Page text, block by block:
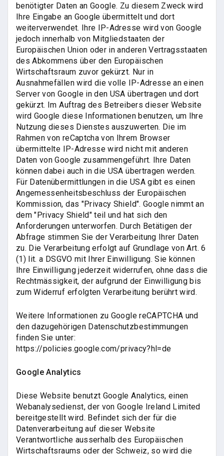
benötigter Daten an Google. Zu diesem Zweck wird
Ihre Eingabe an Google übermittelt und dort
weiterverwendet. Ihre IP-Adresse wird von Google
jedoch innerhalb von Mitgliedstaaten der
Europäischen Union oder in anderen Vertragsstaaten
des Abkommens über den Europäischen
Wirtschaftsraum zuvor gekürzt. Nur in
Ausnahmefällen wird die volle IP-Adresse an einen
Server von Google in den USA übertragen und dort
gekürzt. Im Auftrag des Betreibers dieser Website
wird Google diese Informationen benutzen, um Ihre
Nutzung dieses Dienstes auszuwerten. Die im
Rahmen von reCaptcha von Ihrem Browser
übermittelte IP-Adresse wird nicht mit anderen
Daten von Google zusammengeführt. Ihre Daten
können dabei auch in die USA übertragen werden.
Für Datenübermittlungen in die USA gibt es einen
Angemessenheitsbeschluss der Europäischen
Kommission, das "Privacy Shield". Google nimmt an
dem "Privacy Shield" teil und hat sich den
Anforderungen unterworfen. Durch Betätigen der
Abfrage stimmen Sie der Verarbeitung Ihrer Daten
zu. Die Verarbeitung erfolgt auf Grundlage von Art. 6
(1) lit. a DSGVO mit Ihrer Einwilligung. Sie können
Ihre Einwilligung jederzeit widerrufen, ohne dass die
Rechtmässigkeit, der aufgrund der Einwilligung bis
zum Widerruf erfolgten Verarbeitung berührt wird.
Weitere Informationen zu Google reCAPTCHA und
den dazugehörigen Datenschutzbestimmungen
finden Sie unter:
https://policies.google.com/privacy?hl=de
Google Analytics
Diese Website benutzt Google Analytics, einen
Webanalysedienst, der von Google Ireland Limited
bereitgestellt wird. Befindet sich der für die
Datenverarbeitung auf dieser Website
Verantwortliche ausserhalb des Europäischen
Wirtschaftsraums oder der Schweiz, so wird die